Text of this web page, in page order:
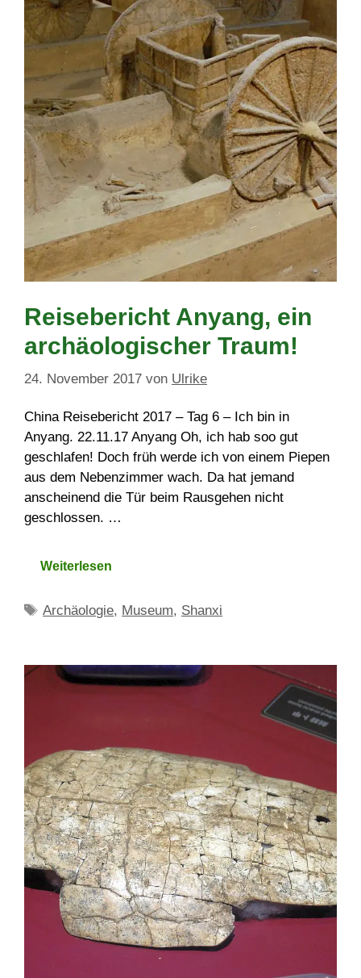
Reisebericht Anyang, ein
archäologischer Traum!
24. November 2017 von Ulrike
China Reisebericht 2017 – Tag 6 – Ich bin in
Anyang. 22.11.17 Anyang Oh, ich hab soo gut
geschlafen! Doch früh werde ich von einem Piepen
aus dem Nebenzimmer wach. Da hat jemand
anscheinend die Tür beim Rausgehen nicht
geschlossen. …
Weiterlesen
Schlagwörter
Archäologie, Museum, Shanxi